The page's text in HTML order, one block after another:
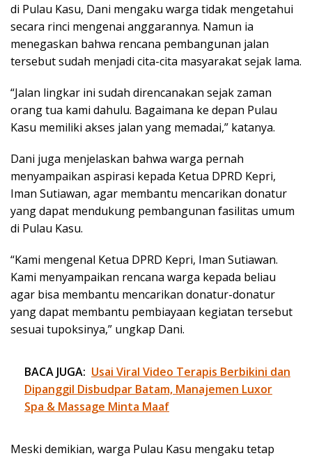
di Pulau Kasu, Dani mengaku warga tidak mengetahui
secara rinci mengenai anggarannya. Namun ia
menegaskan bahwa rencana pembangunan jalan
tersebut sudah menjadi cita-cita masyarakat sejak lama.
“Jalan lingkar ini sudah direncanakan sejak zaman
orang tua kami dahulu. Bagaimana ke depan Pulau
Kasu memiliki akses jalan yang memadai,” katanya.
Dani juga menjelaskan bahwa warga pernah
menyampaikan aspirasi kepada Ketua DPRD Kepri,
Iman Sutiawan, agar membantu mencarikan donatur
yang dapat mendukung pembangunan fasilitas umum
di Pulau Kasu.
“Kami mengenal Ketua DPRD Kepri, Iman Sutiawan.
Kami menyampaikan rencana warga kepada beliau
agar bisa membantu mencarikan donatur-donatur
yang dapat membantu pembiayaan kegiatan tersebut
sesuai tupoksinya,” ungkap Dani.
BACA JUGA: Usai Viral Video Terapis Berbikini dan
Dipanggil Disbudpar Batam, Manajemen Luxor
Spa & Massage Minta Maaf
Meski demikian, warga Pulau Kasu mengaku tetap